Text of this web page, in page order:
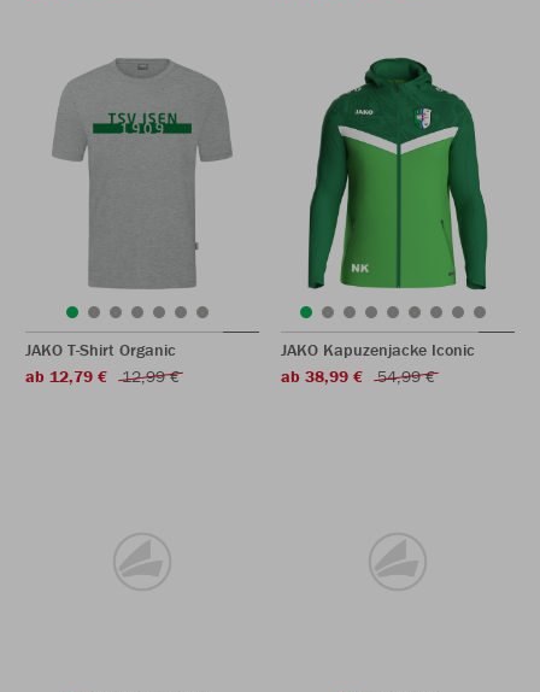
JAKO T-Shirt Organic
ab 12,79 €
12,99 €
JAKO Kapuzenjacke Iconic
ab 38,99 €
54,99 €